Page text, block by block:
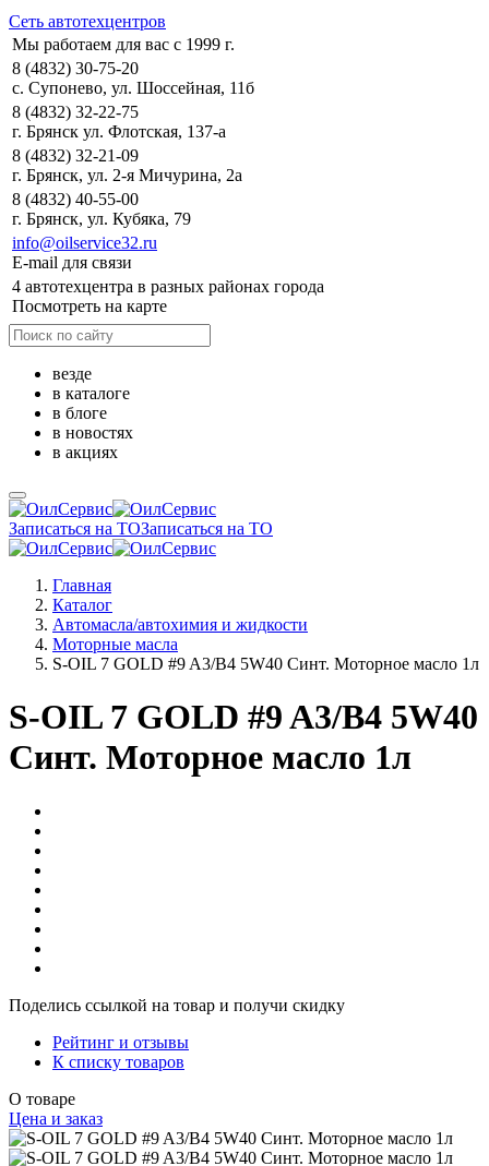
Сеть автотехцентров
Мы работаем для вас с 1999 г.
8 (4832) 30-75-20
с. Супонево, ул. Шоссейная, 11б
8 (4832) 32-22-75
г. Брянск ул. Флотская, 137-а
8 (4832) 32-21-09
г. Брянск, ул. 2-я Мичурина, 2а
8 (4832) 40-55-00
г. Брянск, ул. Кубяка, 79
info@oilservice32.ru
E-mail для связи
4 автотехцентра в разных районах города
Посмотреть на карте
везде
в каталоге
в блоге
в новостях
в акциях
Записаться на ТОЗаписаться на ТО
Главная
Каталог
Автомасла/автохимия и жидкости
Моторные масла
S-OIL 7 GOLD #9 A3/B4 5W40 Синт. Моторное масло 1л
S-OIL 7 GOLD #9 A3/B4 5W40
Синт. Моторное масло 1л
Поделись ссылкой на товар и получи скидку
Рейтинг и отзывы
К списку товаров
О товаре
Цена и заказ